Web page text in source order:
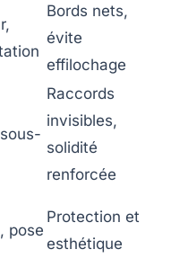
Bords nets,
évite
effilochage
Raccords
invisibles,
solidité
renforcée
pose
Protection et
esthétique